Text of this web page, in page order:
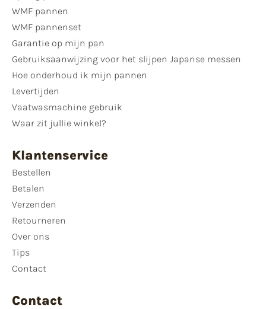
WMF pannen
WMF pannenset
Garantie op mijn pan
Gebruiksaanwijzing voor het slijpen Japanse messen
Hoe onderhoud ik mijn pannen
Levertijden
Vaatwasmachine gebruik
Waar zit jullie winkel?
Klantenservice
Bestellen
Betalen
Verzenden
Retourneren
Over ons
Tips
Contact
Contact